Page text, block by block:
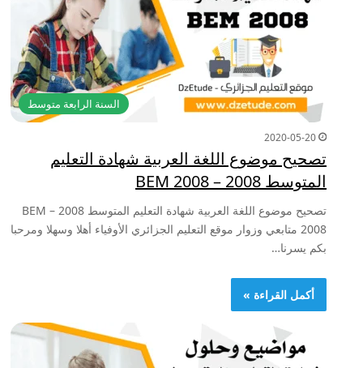
السنة الرابعة متوسط
2020-05-20
تصحيح موضوع اللغة العربية شهادة التعليم
المتوسط 2008 – BEM 2008
تصحيح موضوع اللغة العربية شهادة التعليم المتوسط 2008 – BEM
2008 متابعي وزوار موقع التعليم الجزائري الأوفياء أهلا وسهلا ومرحبا
بكم يسرنا…
أكمل القراءة »